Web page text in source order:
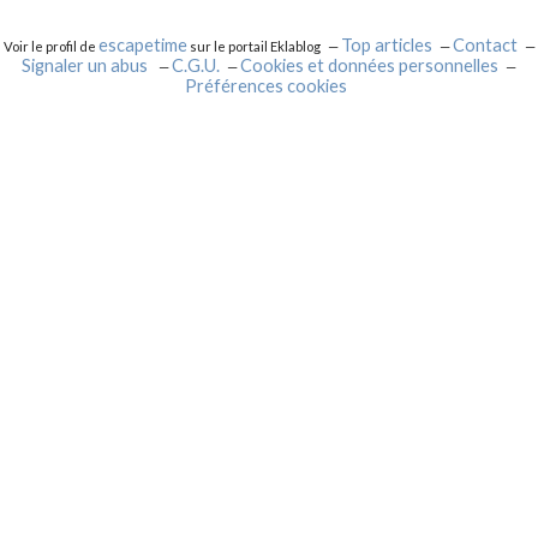
Voir le profil de escapetimesur le portail Eklablog Top articles
Contact
Signaler un abus
C.G.U.
Cookies et données personnelles
Préférences cookies